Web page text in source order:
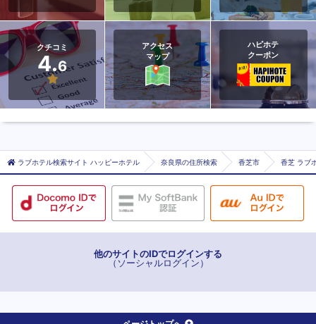
クチコミ
4.6
アクセス
マップ
ハピホテ
クーポン
ラブホテル検索サイト ハッピーホテル 奈良県の住所検索 香芝市 香芝 ラブ
他のサイトのIDでログインする
（ソーシャルログイン）